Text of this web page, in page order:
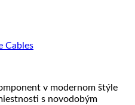
Cables
v modernom štýle
s novodobým